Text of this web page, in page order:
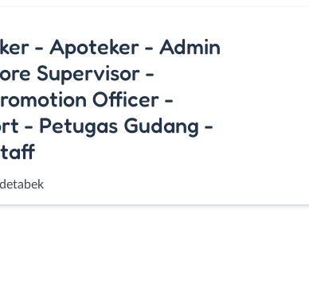
- Apoteker - Admin
Supervisor -
Officer -
- Petugas Gudang -